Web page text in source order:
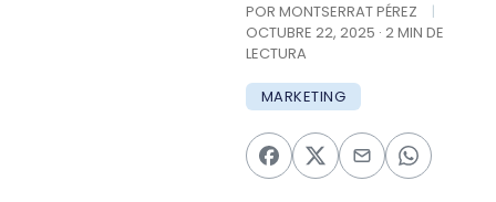
POR MONTSERRAT PÉREZ
|
OCTUBRE 22, 2025 · 2 MIN DE
LECTURA
MARKETING